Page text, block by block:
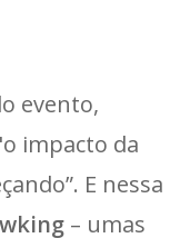
evento,
impacto da
E nessa
– umas